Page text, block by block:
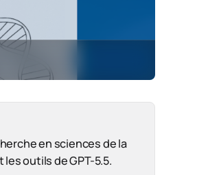
en sciences de la
outils de GPT-5.5.